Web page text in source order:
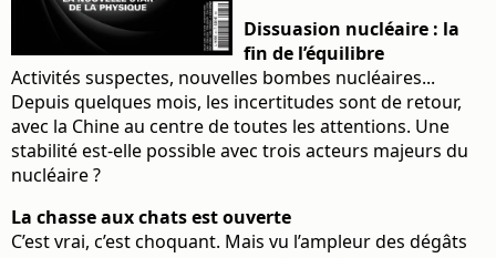
Dissuasion nucléaire : la
fin de l’équilibre
Activités suspectes, nouvelles bombes nucléaires...
Depuis quelques mois, les incertitudes sont de retour,
avec la Chine au centre de toutes les attentions. Une
stabilité est-elle possible avec trois acteurs majeurs du
nucléaire ?
La chasse aux chats est ouverte
C’est vrai, c’est choquant. Mais vu l’ampleur des dégâts